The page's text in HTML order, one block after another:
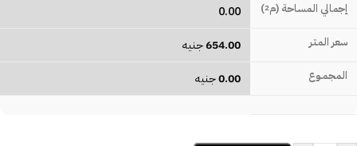
إجمالي المساحة (م2
)
0.00
سعر المتـر 654.00جنيه
المجمـوع 0.00جنيه